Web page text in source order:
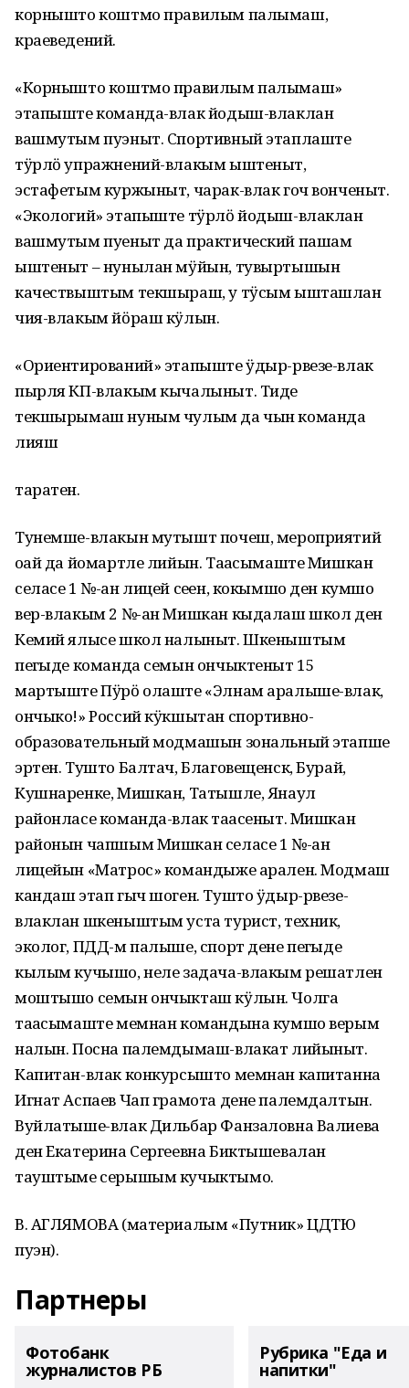
корнышто коштмо правилым палымаш,
краеведений.
«Корнышто коштмо правилым палымаш»
этапыште команда-влак йодыш-влаклан
вашмутым пуэныт. Спортивный этаплаште
тӱрлӧ упражнений-влакым ыштеныт,
эстафетым куржыныт, чарак-влак гоч вонченыт.
«Экологий» этапыште тӱрлӧ йодыш-влаклан
вашмутым пуеныт да практический пашам
ыштеныт – нунылан мӱйын, тувыртышын
качествыштым текшыраш, у тӱсым ышташлан
чия-влакым йӧраш кӱлын.
«Ориентирований» этапыште ӱдыр-рвезе-влак
пырля КП-влакым кычалыныт. Тиде
текшырымаш нуным чулым да чын команда
лияш
таратен.
Тунемше-влакын мутышт почеш, мероприятий
оҥай да йомартле лийын. Таҥасымаште Мишкан
селасе 1 №-ан лицей сеҥен, кокымшо ден кумшо
вер-влакым 2 №-ан Мишкан кыдалаш школ ден
Кемий ялысе школ налыныт. Шкеныштым
пеҥгыде команда семын ончыктеныт 15
мартыште Пӱрӧ олаште «Элнам аралыше-влак,
ончыко!» Россий кӱкшытан спортивно-
образовательный модмашын зональный этапше
эртен. Тушто Балтач, Благовещенск, Бурай,
Кушнаренке, Мишкан, Татышле, Янаул
районласе команда-влак таҥасеныт. Мишкан
районын чапшым Мишкан селасе 1 №-ан
лицейын «Матрос» командыже арален. Модмаш
кандаш этап гыч шоген. Тушто ӱдыр-рвезе-
влаклан шкеныштым уста турист, техник,
эколог, ПДД-м палыше, спорт дене пеҥгыде
кылым кучышо, неле задача-влакым решатлен
моштышо семын ончыкташ кӱлын. Чолга
таҥасымаште мемнан командына кумшо верым
налын. Посна палемдымаш-влакат лийыныт.
Капитан-влак конкурсышто мемнан капитанна
Игнат Аспаев Чап грамота дене палемдалтын.
Вуйлатыше-влак Дильбар Фанзаловна Валиева
ден Екатерина Сергеевна Биктышевалан
тауштыме серышым кучыктымо.
В. АГЛЯМОВА (материалым «Путник» ЦДТЮ
пуэн).
Партнеры
Фотобанк
журналистов РБ
Рубрика "Еда и
напитки"